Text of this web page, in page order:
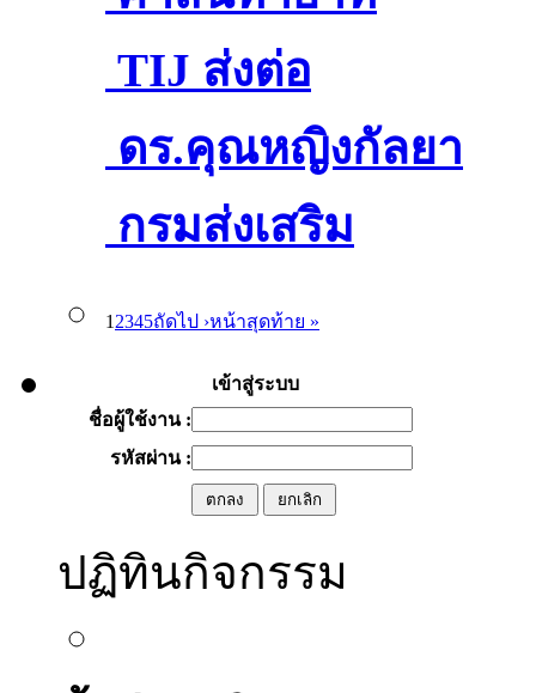
ณ ตลาดกรุงธน
สะพานซังฮ...
และยา(อย.)
ประธานการ
ประชุมเชิงปฏิบัติ
กา...
จังหวัด เร่งช่วย
เหลือผู้ประสบภัย
อย่างต่อเนื่อง &n...
และคณะผู้บริหาร
ตรวจเยี่ยมราษฎร
ที่ได้รับผลกระทบ
ที่ อ.เส...
ใต้ อ๊อฟ อธิวัฒน์
คว้า ถ้วย
พระราชทาน ฯ
ล้านบาท แชมป์
คนแร...
สภากาชาดไทย
ขอเชิญชวนพี่น้อง
ชาวไทยร่วมปัน
เหลือและฟื้นฟูผู้
ประสบภัยพิบัติ
พายุโพดุล ...
เรา เปลี่ย...
สผ. ผนึกกำลัง GIZ
ปลุกกระแสลดโลก
เรา เปลี่ยนโลก
ร้อน” (Climat...
ศาสนา จัดกิจกร
รมศาสนิก
สัมพันธ์...
ทางศาสนา 5
ศาสนา จัดกิจกร
รมศาสนิกสัมพันธ์
ศูนย์บางละมุง
เมืองสร้างสุขของ
ทุก...
หยุด เดินสาย
เยี่ยมและให้กำลัง
ใจ เด็กและคน
ชรา/ ศูนย์
สืบสาน และเผยแผ่
พระพุทธศาสนา
ภายใต้กองทุนส่ง
กรมการศาสนา
กระทรวง
วัฒนธรรม จัด
ประชุมชี้แจง
TIJ ส่งต่อ
โครงการเรือนจำ
ต้นแบบรุกอาเซียน
กัมพูชา
TIJ ส่งต่อโครงการ
เรือนจำต้นแบบรุก
อาเซียนเริ่ม
ดร.คุณหญิงกัลยา
โสภณพนิช
มหกรรมการศึกษา
ชาติ ย้ำเลิกระบ...
ดร.คุณหญิงกัลยา
โสภณพนิช
กรมส่งเสริม
การเกษตร โชว์
การขึ้นทะเบียน
เกษตรกร สู่การจัด
ทำผังแปลงเกษ...
กรมส่งเสริม
1 2345ถัดไป ›หน้าสุดท้าย »
เข้าสู่ระบบ
ชื่อผู้ใช้งาน :
รหัสผ่าน :
ปฏิทินกิจกรรม